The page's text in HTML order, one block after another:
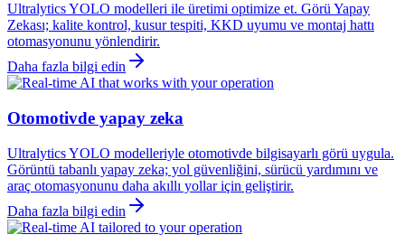
Ultralytics YOLO modelleri ile üretimi optimize et. Görü Yapay
Zekası; kalite kontrol, kusur tespiti, KKD uyumu ve montaj hattı
otomasyonunu yönlendirir.
Daha fazla bilgi edin
Otomotivde yapay zeka
Ultralytics YOLO modelleriyle otomotivde bilgisayarlı görü uygula.
Görüntü tabanlı yapay zeka; yol güvenliğini, sürücü yardımını ve
araç otomasyonunu daha akıllı yollar için geliştirir.
Daha fazla bilgi edin